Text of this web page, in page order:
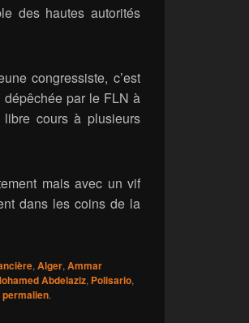
des hautes autorités
congressiste, c’est
dépêchée par le FLN à
cours à plusieurs
mais avec un vif
dans les coins de la
, Alger, Ammar
Abdelaziz, Polisario,
permalien.